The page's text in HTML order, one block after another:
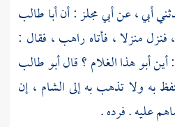
أبي ، عنأبي مجلز: أنأبا طالب
فنزل منزلا ، فأتاه راهب ، فقال :
أبو هذا الغلام ؟ قالأبو طالب
به ولا تذهب به إلىالشام ،إن
عليه . فرده .